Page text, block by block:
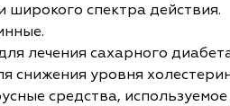
широкого спектра действия.
лечения сахарного
снижения уровня
средства,